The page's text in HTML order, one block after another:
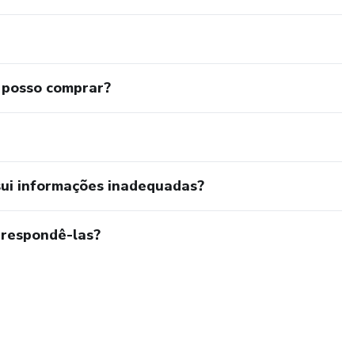
comprar?
informações inadequadas?
las?